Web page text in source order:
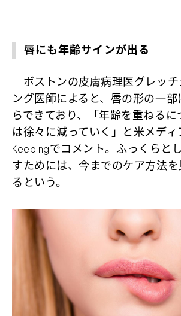
唇にも年齢サインが出る
ボストンの皮膚病理医グレッチ
ング医師によると、唇の形の一
らできており、「年齢を重ねる
は徐々に減っていく」と米メデ
Keepingでコメント。ふっくらと
すためには、今までのケア方法
るという。